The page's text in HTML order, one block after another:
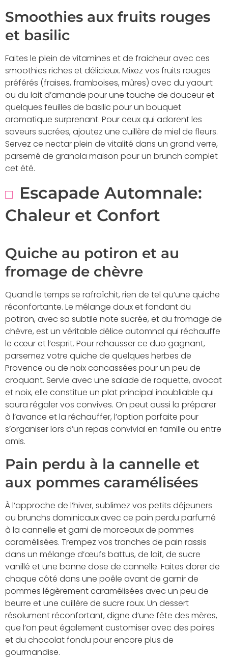
Smoothies aux fruits rouges
et basilic
Faites le plein de vitamines et de fraicheur avec ces
smoothies riches et délicieux. Mixez vos fruits rouges
préférés (fraises, framboises, mûres) avec du yaourt
ou du lait d’amande pour une touche de douceur et
quelques feuilles de basilic pour un bouquet
aromatique surprenant. Pour ceux qui adorent les
saveurs sucrées, ajoutez une cuillère de miel de fleurs.
Servez ce nectar plein de vitalité dans un grand verre,
parsemé de granola maison pour un brunch complet
cet été.
Escapade Automnale:
Chaleur et Confort
Quiche au potiron et au
fromage de chèvre
Quand le temps se rafraîchit, rien de tel qu’une quiche
réconfortante. Le mélange doux et fondant du
potiron, avec sa subtile note sucrée, et du fromage de
chèvre, est un véritable délice automnal qui réchauffe
le cœur et l’esprit. Pour rehausser ce duo gagnant,
parsemez votre quiche de quelques herbes de
Provence ou de noix concassées pour un peu de
croquant. Servie avec une salade de roquette, avocat
et noix, elle constitue un plat principal inoubliable qui
saura régaler vos convives. On peut aussi la préparer
à l’avance et la réchauffer, l’option parfaite pour
s’organiser lors d’un repas convivial en famille ou entre
amis.
Pain perdu à la cannelle et
aux pommes caramélisées
À l’approche de l’hiver, sublimez vos petits déjeuners
ou brunchs dominicaux avec ce pain perdu parfumé
à la cannelle et garni de morceaux de pommes
caramélisées. Trempez vos tranches de pain rassis
dans un mélange d’œufs battus, de lait, de sucre
vanillé et une bonne dose de cannelle. Faites dorer de
chaque côté dans une poêle avant de garnir de
pommes légèrement caramélisées avec un peu de
beurre et une cuillère de sucre roux. Un dessert
résolument réconfortant, digne d’une fête des mères,
que l’on peut également customiser avec des poires
et du chocolat fondu pour encore plus de
gourmandise.